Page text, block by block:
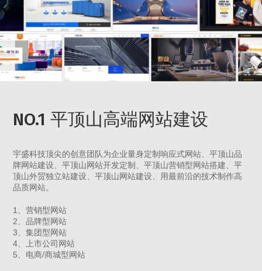
NO.1 平顶山高端网站建设
宇盛科技顶尖的创意团队为企业量身定制响应式网站、平顶山品
牌网站建设、平顶山网站开发定制、平顶山营销型网站搭建、平
顶山外贸独立站建设、平顶山网站建设、用最前沿的技术制作高
品质网站。
1、营销型网站
2、品牌型网站
3、集团型网站
4、上市公司网站
5、电商/商城型网站